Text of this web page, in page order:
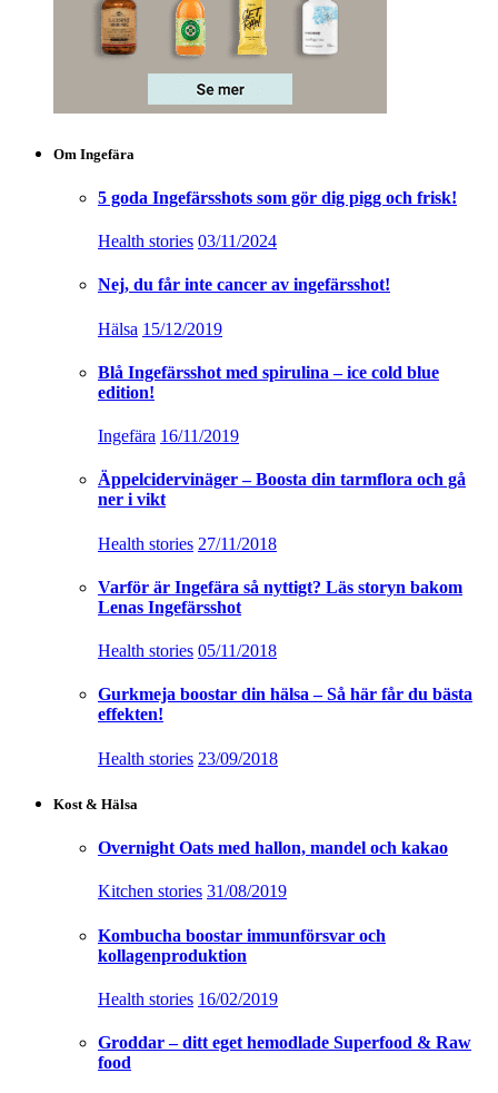
Om Ingefära
5 goda Ingefärsshots som gör dig pigg och frisk!
Health stories 03/11/2024
Nej, du får inte cancer av ingefärsshot!
Hälsa 15/12/2019
Blå Ingefärsshot med spirulina – ice cold blue
edition!
Ingefära 16/11/2019
Äppelcidervinäger – Boosta din tarmflora och gå
ner i vikt
Health stories 27/11/2018
Varför är Ingefära så nyttigt? Läs storyn bakom
Lenas Ingefärsshot
Health stories 05/11/2018
Gurkmeja boostar din hälsa – Så här får du bästa
effekten!
Health stories 23/09/2018
Kost & Hälsa
Overnight Oats med hallon, mandel och kakao
Kitchen stories 31/08/2019
Kombucha boostar immunförsvar och
kollagenproduktion
Health stories 16/02/2019
Groddar – ditt eget hemodlade Superfood & Raw
food